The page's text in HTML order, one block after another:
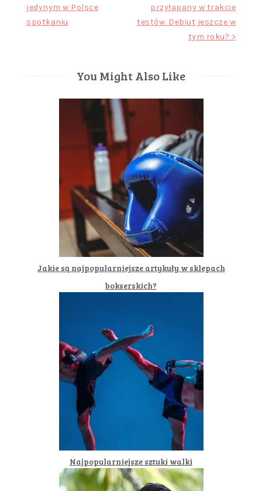
wpisujedynym w Polsce
spotkaniu
przyłapany w trakcie
testów. Debiut jeszcze w
tym roku? >
You Might Also Like
Jakie są najpopularniejsze artykuły w sklepach
bokserskich?
Najpopularniejsze sztuki walki